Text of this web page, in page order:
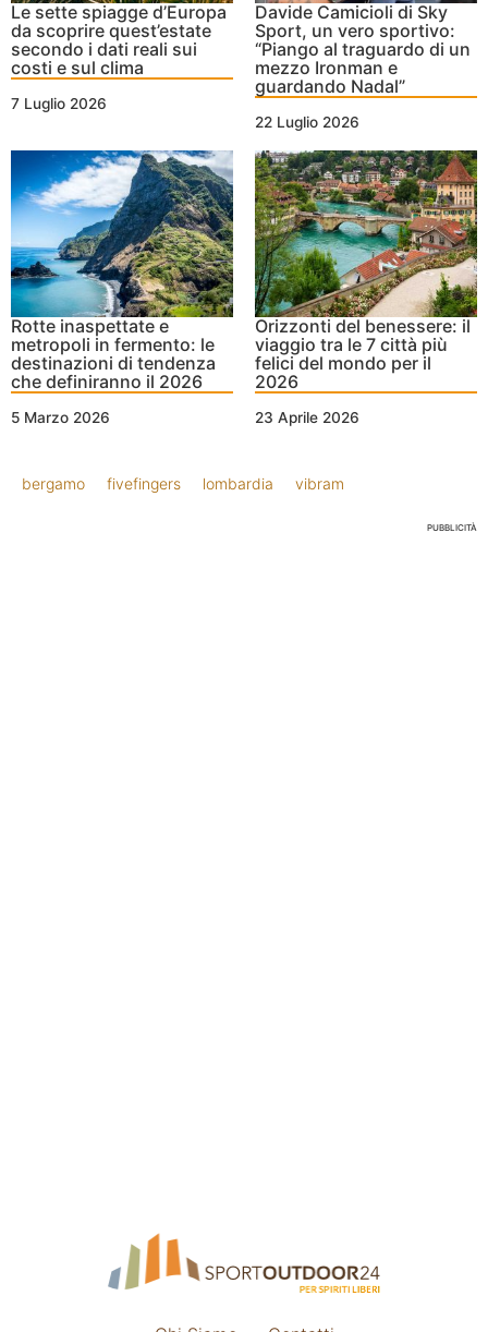
Le sette spiagge d’Europa
da scoprire quest’estate
secondo i dati reali sui
costi e sul clima
7 Luglio 2026
Davide Camicioli di Sky
Sport, un vero sportivo:
“Piango al traguardo di un
mezzo Ironman e
guardando Nadal”
22 Luglio 2026
Rotte inaspettate e
metropoli in fermento: le
destinazioni di tendenza
che definiranno il 2026
5 Marzo 2026
Orizzonti del benessere: il
viaggio tra le 7 città più
felici del mondo per il
2026
23 Aprile 2026
bergamo fivefingers lombardia vibram
PUBBLICITÀ